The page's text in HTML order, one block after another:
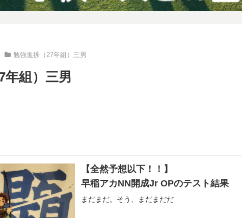
勉強進捗（27年組）三男
年組）三男
【全然予想以下！！】
早稲アカNN開成Jr OPのテスト結果
まだまだ。そう、まだまだだ